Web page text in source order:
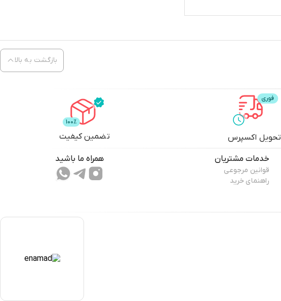
بازگشت به بالا
تحویل اکسپرس تضمین کیفیت
خدمات مشتریان
قوانین مرجوعی
راهنمای خرید
همراه ما باشید